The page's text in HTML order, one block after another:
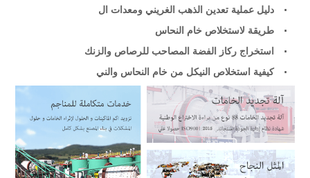
دليل عملية تعدين الذهب الغريني ومعدات ال
طريقة لاستخلاص خام النحاس
استخراج ركاز الفضة المصاحب للرصاص والزنك
كيفية استخلاص النيكل من خام النحاس والني